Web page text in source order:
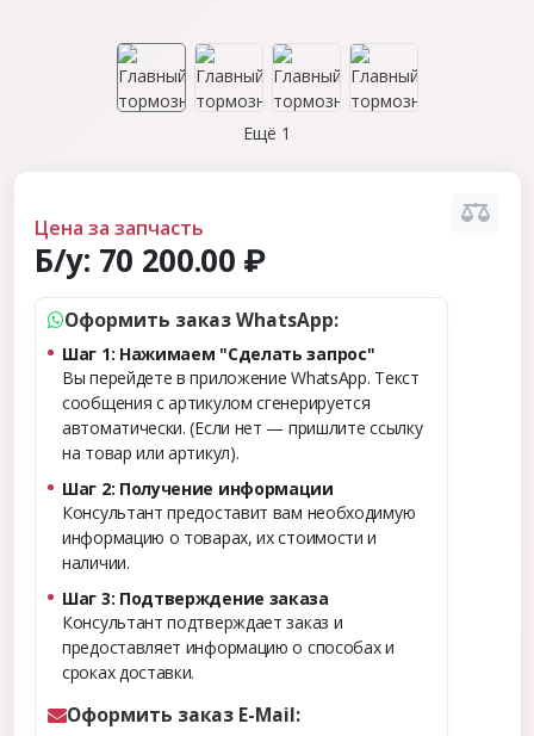
Ещё 1
Цена за запчасть
Б/у: 70 200.00 ₽
Оформить заказ WhatsApp:
Шаг 1: Нажимаем "Сделать запрос"
Вы перейдете в приложение WhatsApp. Текст
сообщения с артикулом сгенерируется
автоматически. (Если нет — пришлите ссылку
на товар или артикул).
Шаг 2: Получение информации
Консультант предоставит вам необходимую
информацию о товарах, их стоимости и
наличии.
Шаг 3: Подтверждение заказа
Консультант подтверждает заказ и
предоставляет информацию о способах и
сроках доставки.
Оформить заказ E-Mail: